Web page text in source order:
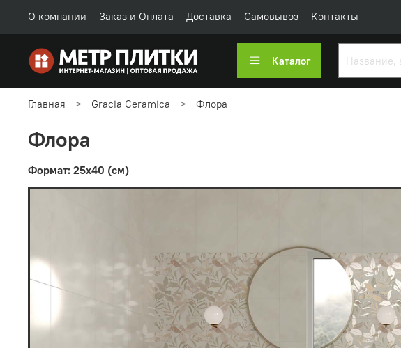
О компании Заказ и Оплата Доставка Самовывоз Контакты
Каталог
Главная Gracia Ceramica Флора
Флора
Формат: 25x40 (см)